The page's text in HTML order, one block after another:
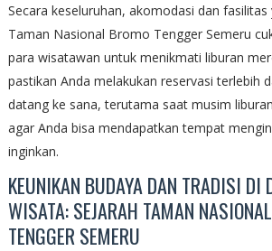
Secara keseluruhan, akomodasi dan fasilitas
Taman Nasional Bromo Tengger Semeru
para wisatawan untuk menikmati liburan
pastikan Anda melakukan reservasi terlebih
datang ke sana, terutama saat musim
agar Anda bisa mendapatkan tempat
inginkan.
KEUNIKAN BUDAYA DAN TRADISI DI
WISATA: SEJARAH TAMAN
TENGGER SEMERU